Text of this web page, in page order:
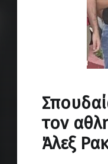
τον
Άλεξ